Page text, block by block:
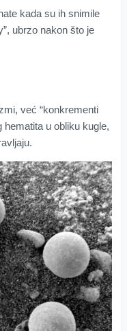
kada su ih snimile
ubrzo nakon što je
već “konkrementi
hematita u obliku kugle,